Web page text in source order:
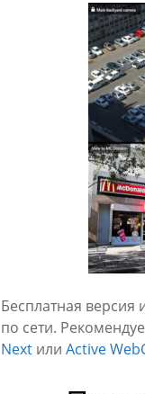
Бесплатная
по сети.
Next или Active